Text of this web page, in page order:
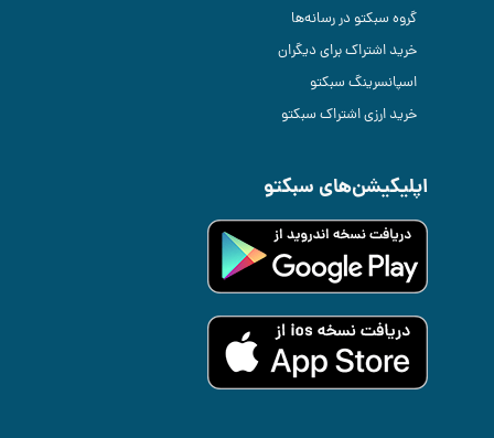
گروه سبکتو در رسانه‌ها
خرید اشتراک برای دیگران
اسپانسرینگ سبکتو
خرید ارزی اشتراک سبکتو
اپلیکیشن‌های سبکتو